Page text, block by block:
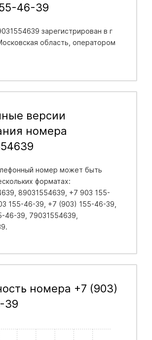
46-39
зарегистрирован в г
область , оператором
версии
номера
номер может быть
форматах:
89031554639, +7 903 155-
155-46-39, +7 (903) 155-46-39,
46-39, 79031554639,
номера +7 (903)
39